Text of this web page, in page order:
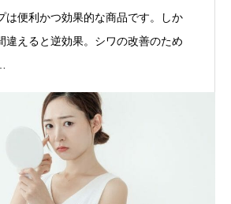
は便利かつ効果的な商品です。しか
違えると逆効果。シワの改善のため